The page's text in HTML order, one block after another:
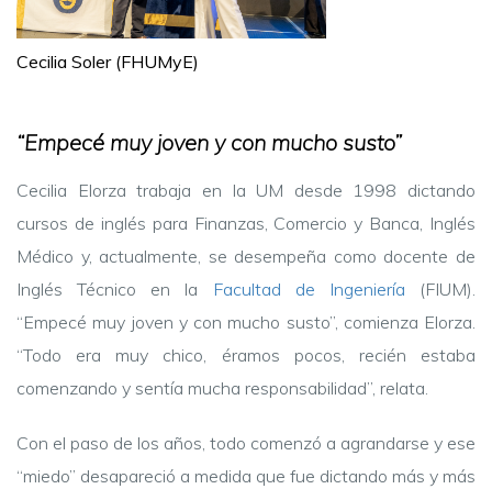
Cecilia Soler (FHUMyE)
“Empecé muy joven y con mucho susto”
Cecilia Elorza trabaja en la UM desde 1998 dictando
cursos de inglés para Finanzas, Comercio y Banca, Inglés
Médico y, actualmente, se desempeña como docente de
Inglés Técnico en la
Facultad de Ingeniería (FIUM).
“Empecé muy joven y con mucho susto”, comienza Elorza.
“Todo era muy chico, éramos pocos, recién estaba
comenzando y sentía mucha responsabilidad”, relata.
Con el paso de los años, todo comenzó a agrandarse y ese
“miedo” desapareció a medida que fue dictando más y más